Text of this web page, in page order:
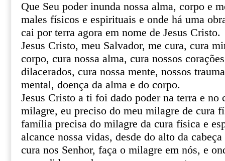
Que Seu poder inunda nossa alma, corpo e
males físicos e espirituais e onde há uma
cai por terra agora em nome de Jesus Cristo.
Jesus Cristo, meu Salvador, me cura, cura
corpo, cura nossa alma, cura nossos
dilacerados, cura nossa mente, nossos
mental, doença da alma e do corpo.
Jesus Cristo a ti foi dado poder na terra e no
milagre, eu preciso do meu milagre de cura
família precisa do milagre da cura física e
alcance nossa vidas, desde do alto da
cura nos Senhor, faça o milagre em nós, e